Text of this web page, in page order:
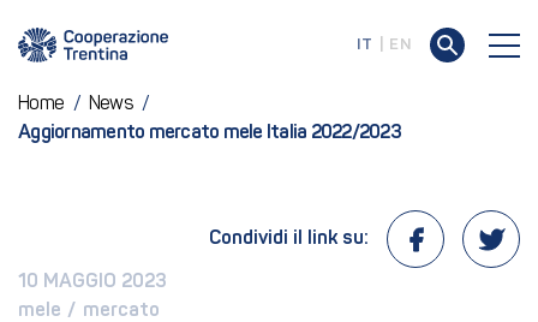
IT EN
Home / News /
Aggiornamento mercato mele Italia 2022/2023
10 MAGGIO 2023
mele / mercato
Condividi il link su: